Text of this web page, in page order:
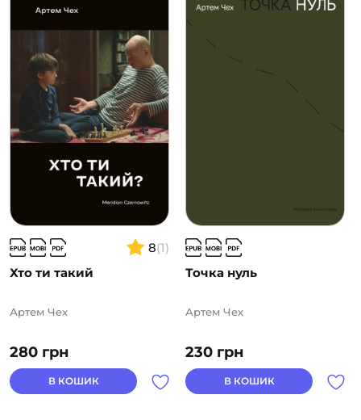
8(1)
Хто ти такий
280 грн
Артем Чех
В КОШИК
Точка нуль
230 грн
Артем Чех
В КОШИК